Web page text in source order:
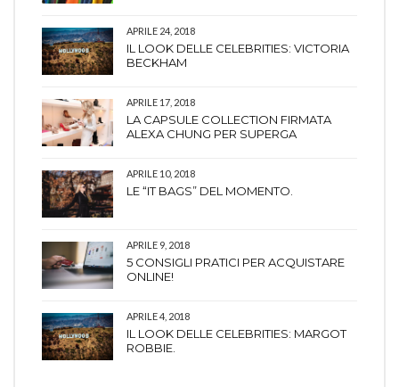
APRILE 24, 2018
IL LOOK DELLE CELEBRITIES: VICTORIA
BECKHAM
APRILE 17, 2018
LA CAPSULE COLLECTION FIRMATA
ALEXA CHUNG PER SUPERGA
APRILE 10, 2018
LE “IT BAGS” DEL MOMENTO.
APRILE 9, 2018
5 CONSIGLI PRATICI PER ACQUISTARE
ONLINE!
APRILE 4, 2018
IL LOOK DELLE CELEBRITIES: MARGOT
ROBBIE.